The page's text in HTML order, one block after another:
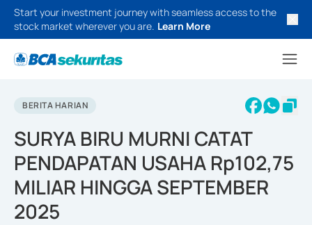
Start your investment journey with seamless access to the
stock market wherever you are. Learn More
BERITA HARIAN
SURYA BIRU MURNI CATAT
PENDAPATAN USAHA Rp102,75
MILIAR HINGGA SEPTEMBER
2025